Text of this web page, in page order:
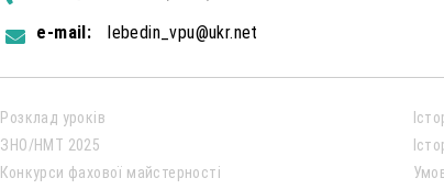
e-mail:
lebedin_vpu@ukr.net
Розклад уроків
ЗНО/НМТ 2025
Конкурси фахової майстерності